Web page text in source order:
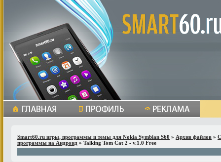
Smart60.ru игры, программы и темы для Nokia Symbian S60 » Архив файлов »
программы на Андроид » Talking Tom Cat 2 - v.1.0 Free